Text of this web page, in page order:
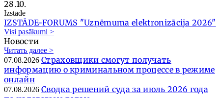
28.10.
Izstāde
IZSTĀDE-FORUMS "Uzņēmuma elektronizācija 2026"
Visi pasākumi >
Новости
Читать далее >
07.08.2026 Страховщики смогут получать
информацию о криминальном процессе в режиме
онлайн
07.08.2026 Сводка решений суда за июль 2026 года